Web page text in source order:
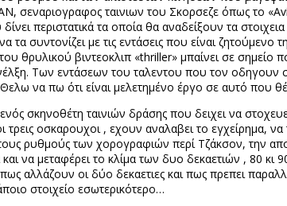
σεναριογραφος ταινιων του Σκορσεζε όπως το «
περιστατικά τα οποία θα αναδείξουν τα
τα συντονίζει με τις εντάσεις που είναι
θρυλικού βιντεοκλιπ «thriller» μπαίνει σε σημείο
Των εντάσεων του ταλεντου που τον οδηγουν σε
να πω ότι είναι μελετημένο έργο σε αυτό που
σκηνοθέτη ταινιών δράσης που δειχει να
οι τρεις οσκαρουχοι , εχουν αναλαβει το
ρυθμούς των χορογραφιών περί Τζάκσον, την
να μεταφέρει το κλίμα των δυο δεκαετιών , 80 κι
πως αλλάζουν οι δύο δεκαετιες και πως πρεπει
στοιχείο εσωτερικότερο…